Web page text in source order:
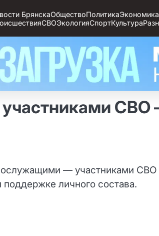
БрянскаОбществоПолитикаЭкономика
СВОЭкологияСпортКультура
участниками
— участниками
личного состава.